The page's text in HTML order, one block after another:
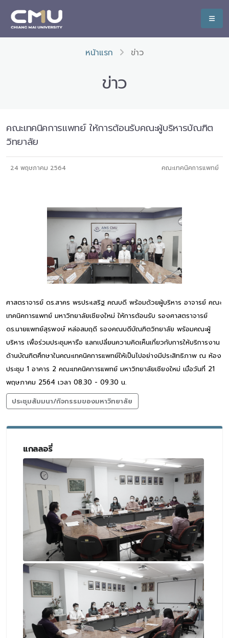
หน้าแรก ข่าว
ข่าว
คณะเทคนิคการแพทย์ ให้การต้อนรับคณะผู้บริหารบัณฑิต
วิทยาลัย
24 พฤษภาคม 2564 คณะเทคนิคการแพทย์
ศาสตราจารย์ ดร.สาคร พรประเสริฐ คณบดี พร้อมด้วยผู้บริหาร อาจารย์ คณะ
เทคนิคการแพทย์ มหาวิทยาลัยเชียงใหม่ ให้การต้อนรับ รองศาสตราจารย์
ดร.นายแพทย์สุรพงษ์ หล่อสมฤดี รองคณบดีบัณฑิตวิทยาลัย พร้อมคณะผู้
บริหาร เพื่อร่วมประชุมหารือ แลกเปลี่ยนความคิดเห็นเกี่ยวกับการให้บริการงาน
ด้านบัณฑิตศึกษาในคณะเทคนิคการแพทย์ให้เป็นไปอย่างมีประสิทธิภาพ ณ ห้อง
ประชุม 1 อาคาร 2 คณะเทคนิคการแพทย์ มหาวิทยาลัยเชียงใหม่ เมื่อวันที่ 21
พฤษภาคม 2564 เวลา 08.30 - 09.30 น.
ประชุมสัมมนา/กิจกรรมของมหาวิทยาลัย
แกลลอรี่